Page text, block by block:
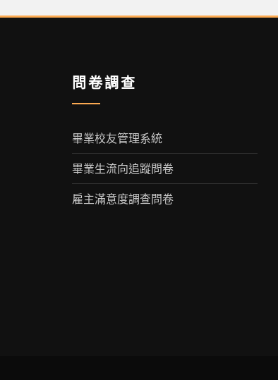
問卷調查
畢業校友管理系統
畢業生流向追蹤問卷
雇主滿意度調查問卷